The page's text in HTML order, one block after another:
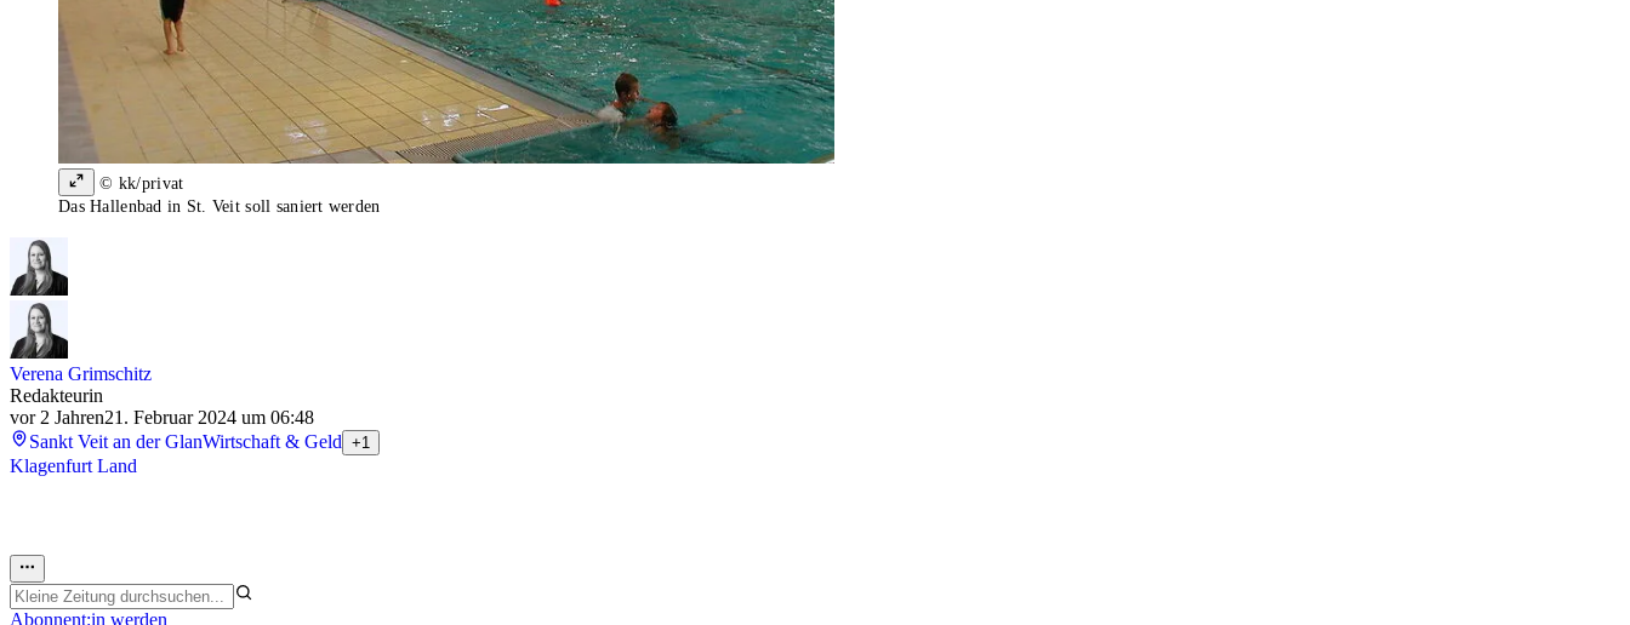
© kk/privat
Das Hallenbad in St. Veit soll saniert werden
Verena Grimschitz
Redakteurin
vor 2 Jahren21. Februar 2024 um 06:48
Sankt Veit an der GlanWirtschaft & Geld +1
Klagenfurt Land
Abonnent:in werden